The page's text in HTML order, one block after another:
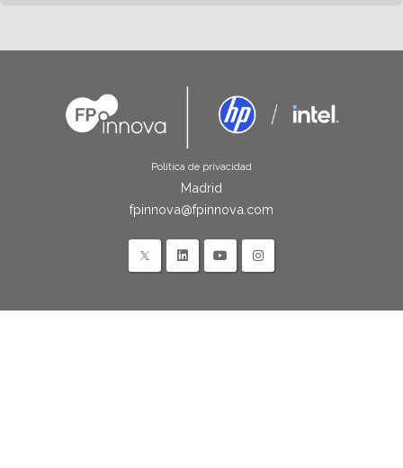
Política de privacidad
Madrid
fpinnova@fpinnova.com